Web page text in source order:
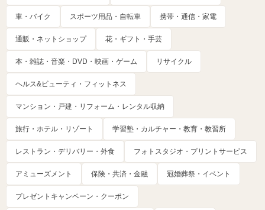
車・バイク スポーツ用品・自転車 携帯・通信・家電
通販・ネットショップ 花・ギフト・手芸
本・雑誌・音楽・DVD・映画・ゲーム リサイクル
ヘルス&ビューティ・フィットネス
マンション・戸建・リフォーム・レンタル収納
旅行・ホテル・リゾート 学習塾・カルチャー・教育・教習所
レストラン・デリバリー・外食 フォトスタジオ・プリントサービス
アミューズメント 保険・共済・金融 冠婚葬祭・イベント
プレゼントキャンペーン・クーポン